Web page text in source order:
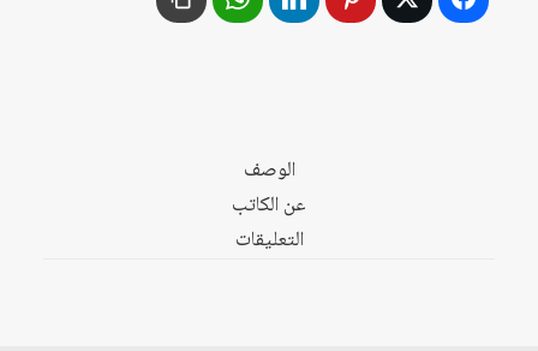
الوصف
عن الكاتب
التعليقات